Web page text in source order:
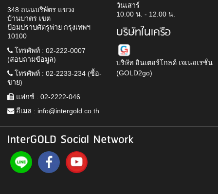
348 ถนนบริพัตร แขวง
บ้านบาตร เขต
ป้อมปราบศัตรูพ่าย กรุงเทพฯ
10100
โทรศัพท์ : 02-222-0007
(สอบถามข้อมูล)
โทรศัพท์ : 02-2233-234 (ซื้อ-
ขาย)
แฟกซ์ : 02-2222-046
อีเมล : info@intergold.co.th
วันเสาร์
10.00 น. - 12.00 น.
บริษัทในเครือ
บริษัท อินเตอร์โกลด์ เจเนอเรชั่น
(GOLD2go)
InterGOLD Social Network